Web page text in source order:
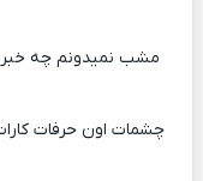
مشب نمیدونم چه خبره
چشمات اون حرفات